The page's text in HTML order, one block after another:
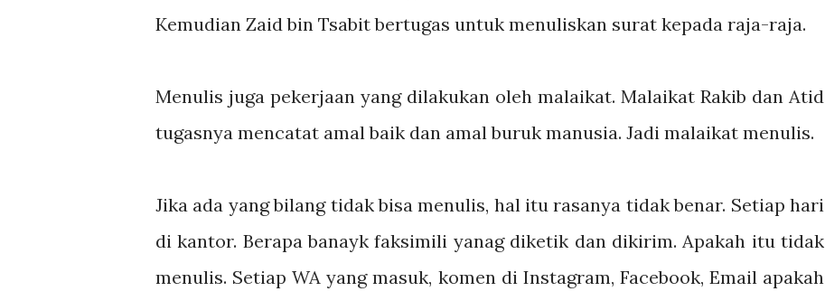
Kemudian Zaid bin Tsabit bertugas untuk menuliskan surat kepada raja-raja.
Menulis juga pekerjaan yang dilakukan oleh malaikat. Malaikat Rakib dan Atid
tugasnya mencatat amal baik dan amal buruk manusia. Jadi malaikat menulis.
Jika ada yang bilang tidak bisa menulis, hal itu rasanya tidak benar. Setiap hari
di kantor. Berapa banayk faksimili yanag diketik dan dikirim. Apakah itu tidak
menulis. Setiap WA yang masuk, komen di Instagram, Facebook, Email apakah